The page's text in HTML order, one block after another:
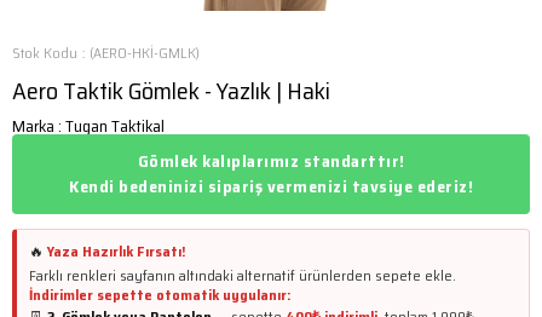
Stok Kodu (AERO-HKİ-GMLK)
Aero Taktik Gömlek - Yazlık | Haki
Marka:Tugan Taktikal
Gömlek kalıplarımız standarttır!
Kendi bedeninizi sipariş vermenizi tavsiye ederiz!
🔥Yaza Hazırlık Fırsatı!
Farklı renkleri sayfanın altındaki alternatif ürünlerden sepete ekle.
İndirimler sepette otomatik uygulanır: